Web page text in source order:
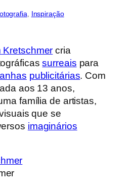
Inspiração
Kretschmer cria
surreais para
publicitárias. Com
aos 13 anos,
família de artistas,
que se
imaginários